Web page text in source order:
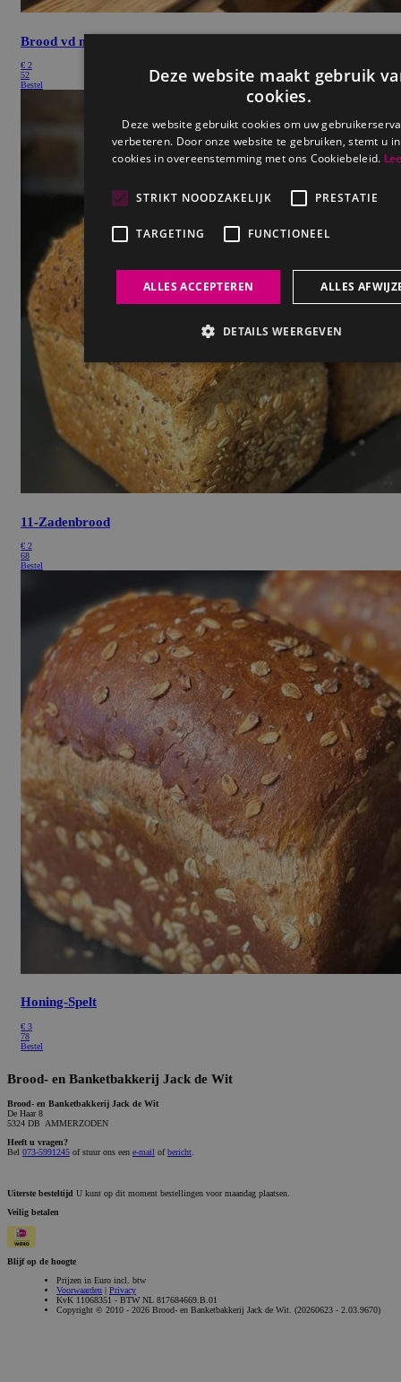
Brood vd maand
€ 2
52
Bestel
11-Zadenbrood
€ 2
68
Bestel
Honing-Spelt
€ 3
78
Bestel
Brood- en Banketbakkerij Jack de Wit
Brood- en Banketbakkerij Jack de Wit
De Haar 8
5324 DB AMMERZODEN
Heeft u vragen?
Bel 073-5991245 of stuur ons een e-mail ofbericht
Uiterste besteltijd U kunt op dit moment bestellingen voor maandag plaatsen.
Veilig betalen
Blijf op de hoogte
Prijzen in Euro incl. btw
Voorwaarden | Privacy
KvK 11068351 - BTW NL 817684669.B.01
Copyright © 2010 - 2026 Brood- en Banketbakkerij Jack de Wit. (20260623 - 2.03.9670)